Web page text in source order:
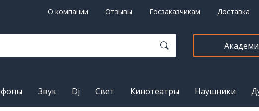
О компании Отзывы Госзаказчикам Доставка
Звук Dj Свет Кинотеатры Наушники